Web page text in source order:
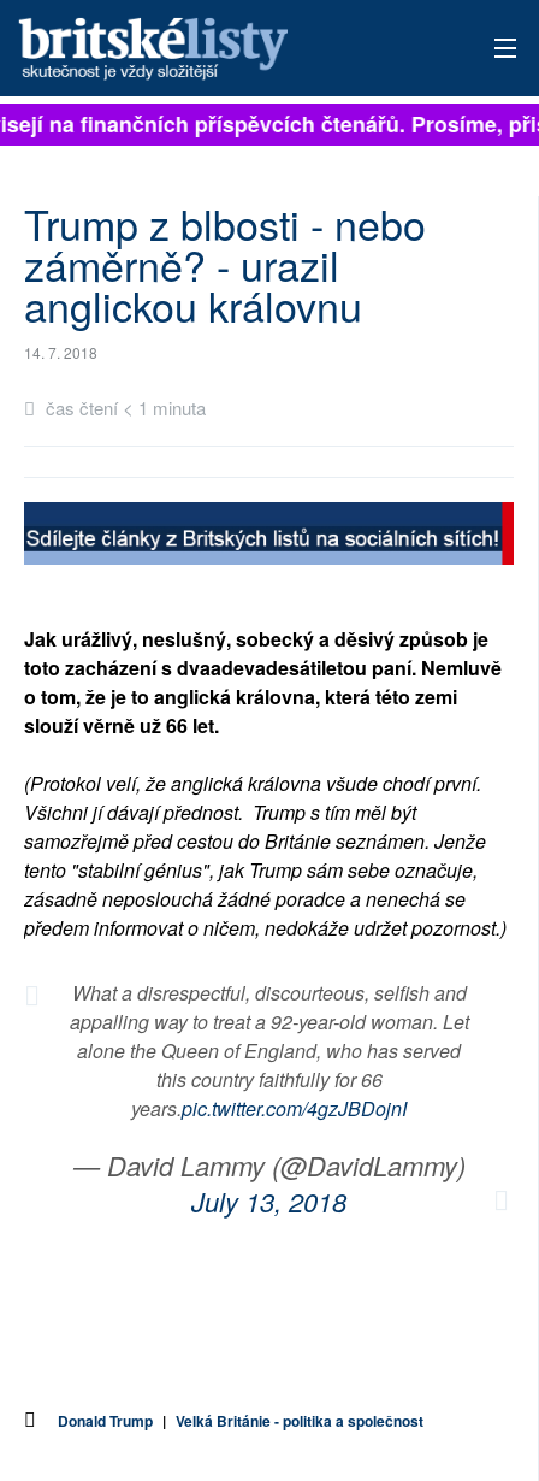
PŘIHLÁSIT
ARCHIV
ROZHOVORY
TÉMATA
NEJČTENĚJŠÍ ZA 7 DNÍ
SOCIÁLNÍ SÍTĚ
RUBRIKY
PLNÁ VERZE STRÁNEK
na finančních příspěvcích čtenářů. Prosíme,
Trump z blbosti - nebo
záměrně? - urazil
anglickou královnu
14. 7. 2018
čas čtení < 1 minuta
Jak urážlivý, neslušný, sobecký a děsivý způsob je
toto zacházení s dvaadevadesátiletou paní. Nemluvě
o tom, že je to anglická královna, která této zemi
slouží věrně už 66 let.
(Protokol velí, že anglická královna všude chodí první.
Všichni jí dávají přednost. Trump s tím měl být
samozřejmě před cestou do Británie seznámen. Jenže
tento "stabilní génius", jak Trump sám sebe označuje,
zásadně neposlouchá žádné poradce a nenechá se
předem informovat o ničem, nedokáže udržet pozornost.)
What a disrespectful, discourteous, selfish and
appalling way to treat a 92-year-old woman. Let
alone the Queen of England, who has served
this country faithfully for 66
years.pic.twitter.com/4gzJBDojnI
— David Lammy (@DavidLammy)
July 13, 2018
Donald Trump | Velká Británie - politika a společnost